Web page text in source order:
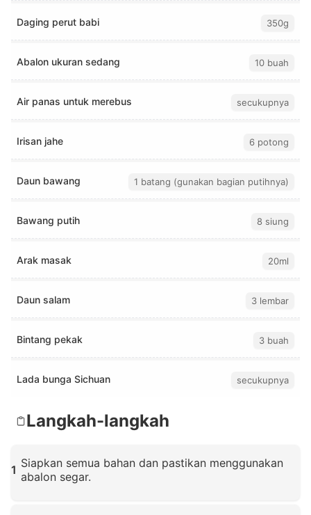
Daging perut babi 350g
Abalon ukuran sedang 10 buah
Air panas untuk merebus secukupnya
Irisan jahe 6 potong
Daun bawang 1 batang (gunakan bagian putihnya)
Bawang putih 8 siung
Arak masak 20ml
Daun salam 3 lembar
Bintang pekak 3 buah
Lada bunga Sichuan secukupnya
Langkah-langkah
1 Siapkan semua bahan dan pastikan menggunakan
abalon segar.